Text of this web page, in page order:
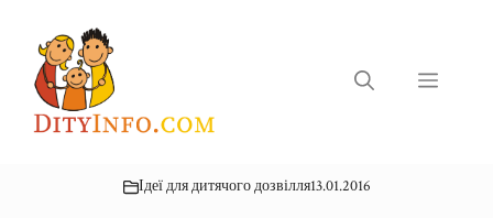
вмісту
Меню
Ідеї для дитячого дозвілля13.01.2016